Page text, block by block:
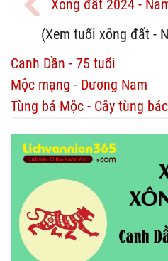
Xông đất 2024 -
(Xem tuổi xông đất -
Canh Dần - 75 tuổi
Mộc mạng - Dương Nam
Tùng bá Mộc - Cây tùng